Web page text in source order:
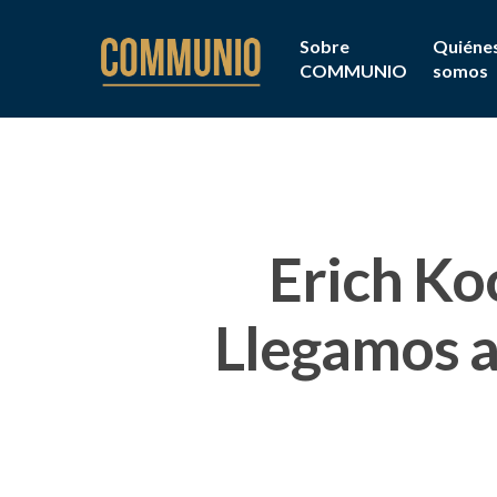
Sobre
COMMUNIO
somos
Erich
Llegamos